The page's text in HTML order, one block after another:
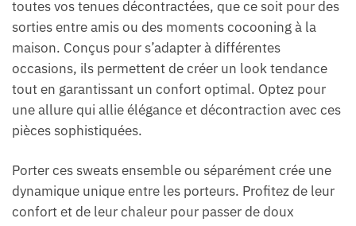
toutes vos tenues décontractées, que ce soit pour des
sorties entre amis ou des moments cocooning à la
maison. Conçus pour s’adapter à différentes
occasions, ils permettent de créer un look tendance
tout en garantissant un confort optimal. Optez pour
une allure qui allie élégance et décontraction avec ces
pièces sophistiquées.
Porter ces sweats ensemble ou séparément crée une
dynamique unique entre les porteurs. Profitez de leur
confort et de leur chaleur pour passer de doux